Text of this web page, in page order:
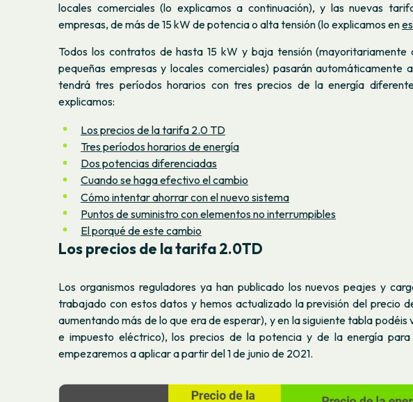
locales comerciales (lo explicamos a continuación), y las nuevas
empresas, de más de 15 kW de potencia o alta tensión (lo explicamos en
Todos los contratos de hasta 15 kW y baja tensión (mayoritariamente
pequeñas empresas y locales comerciales) pasarán
tendrá tres períodos horarios con tres precios de la energía
explicamos:
Los precios de la tarifa 2.0 TD
Tres períodos horarios de energía
Dos potencias diferenciadas
Cuando se haga efectivo el cambio
Cómo intentar ahorrar con el nuevo sistema
Puntos de suministro con elementos no interrumpibles
El porqué de este cambio
Lospreciosde la tarifa 2.0TD
Los organismos reguladores ya han publicado los nuevos peajes y
trabajado con estos datos y hemos actualizado la previsión del precio
aumentando más de lo que era de esperar), y en la siguiente tabla podéis
e impuesto eléctrico), los precios de la potencia y de la energía
empezaremos a aplicar a partir del 1 de junio de 2021.